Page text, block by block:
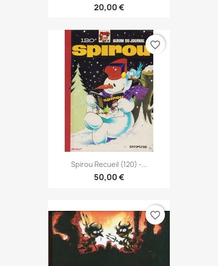
20,00 €
Spirou Recueil (120) -...
50,00 €
favorite_border
favorite_border